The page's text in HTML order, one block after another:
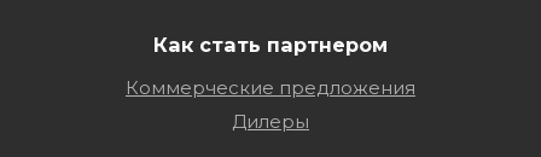
Как стать партнером
Коммерческие предложения
Дилеры